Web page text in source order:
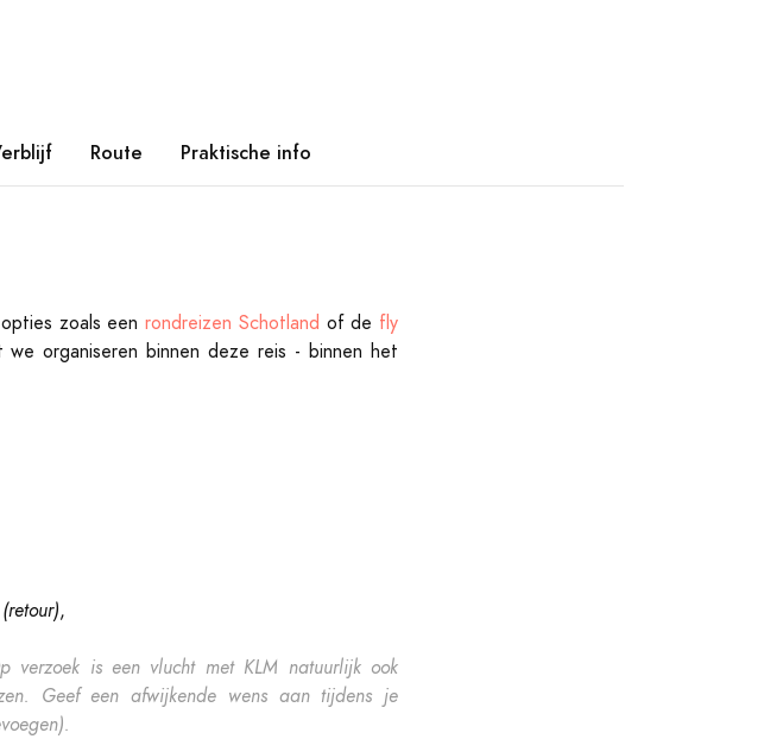
Route Praktische info
zoals een rondreizen Schotland of de fly
organiseren binnen deze reis - binnen het
(retour),
verzoek is een vlucht met KLM natuurlijk ook
Geef een afwijkende wens aan tijdens je